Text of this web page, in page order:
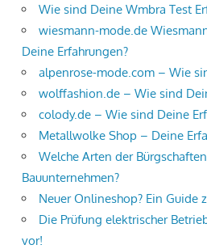
Wie sind Deine Wmbra Test
wiesmann-mode.de
Deine Erfahrungen?
alpenrose-mode.com – Wie
wolffashion.de – Wie sind
colody.de – Wie sind Deine
Metallwolke Shop – Deine
Welche Arten der
Bauunternehmen?
Neuer Onlineshop? Ein Guide
Die Prüfung elektrischer
vor!